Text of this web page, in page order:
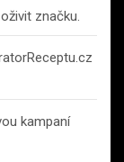
značku.
kampaní